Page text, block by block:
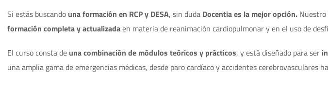
Si estás buscando una formación en RCP y DESA, sin duda Docentia es la mejor opción. Nuestro
formación completa y actualizadaen materia de reanimación cardiopulmonar y en el uso de
El curso consta de una combinación de módulos teóricos y prácticos, y está diseñado para ser
una amplia gama de emergencias médicas, desde paro cardíaco y accidentes cerebrovasculares